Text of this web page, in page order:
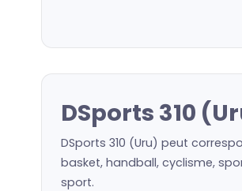
DSports 310
DSports 310 (Uru) peut
basket, handball, cyclisme,
sport.